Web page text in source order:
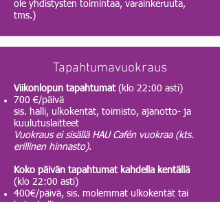
ole yhdistysten toimintaa, varainkeruuta,
tms. )
Tapahtumavuokraus
Viikonlopun tapahtumat (klo 22:00 asti)
700 €/päivä
sis. halli, ulkokentät, toimisto, ajanotto- ja
kuulutuslaitteet
Vuokraus ei sisällä HAU Cafén vuokraa (kts.
erillinen hinnasto).
Koko päivän tapahtumat kahdella kentällä
(klo 22:00 asti)
400€/päivä, sis. molemmat ulkokentät tai